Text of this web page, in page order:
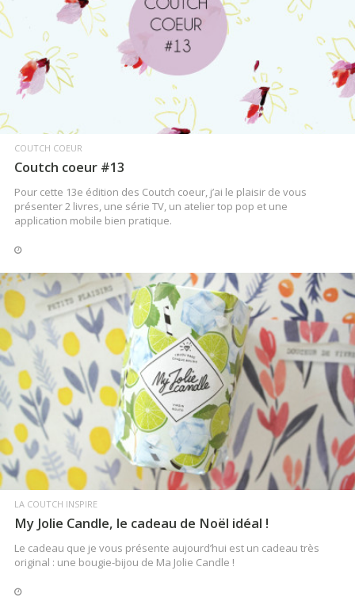
LIRE LA SUITE
COUTCH COEUR
Coutch coeur #13
Pour cette 13e édition des Coutch coeur, j’ai le plaisir de vous
présenter 2 livres, une série TV, un atelier top pop et une
application mobile bien pratique.
LIRE LA SUITE
LA COUTCH INSPIRE
My Jolie Candle, le cadeau de Noël idéal !
Le cadeau que je vous présente aujourd’hui est un cadeau très
original : une bougie-bijou de Ma Jolie Candle !